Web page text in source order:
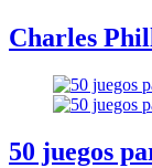
Charles
50 juegos